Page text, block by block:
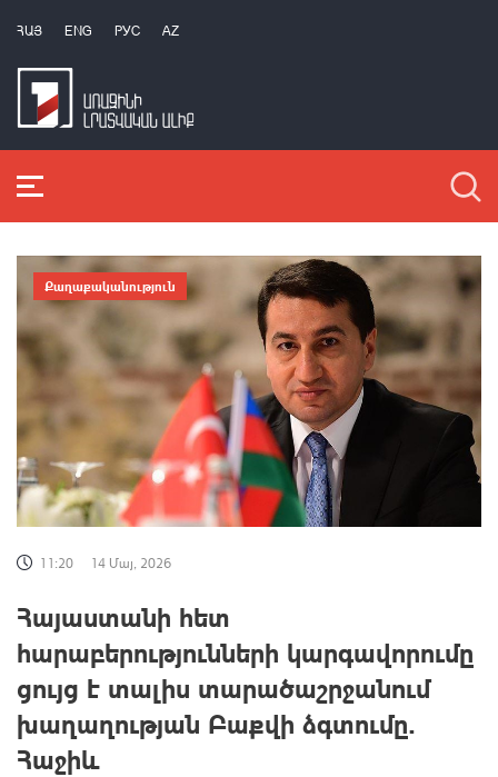
ՀԱՅ ENG РУС AZ
Քաղաքականություն
11:20 14 Մայ, 2026
Հայաստանի հետ
հարաբերությունների կարգավորումը
ցույց է տալիս տարածաշրջանում
խաղաղության Բաքվի ձգտումը.
Հաջիև